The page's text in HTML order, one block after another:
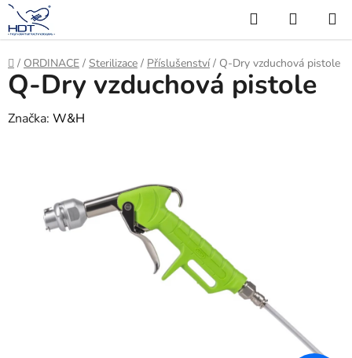
Přejít
na
obsah
Hledat
KOŠÍK
Domů
/ ORDINACE / Sterilizace / Příslušenství / Q-Dry vzduchová pistole
Q-Dry vzduchová pistole
Značka: W&H